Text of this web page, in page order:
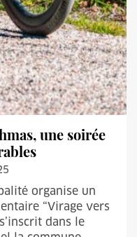
une soirée
organise un
“Virage vers
dans le